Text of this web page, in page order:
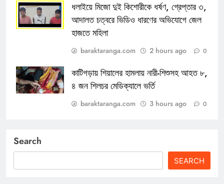
ধলাইয়ে মিজো দুই কিশোরীকে ধর্ষণ, গ্রেপ্তার ৩,
আদালত চত্বরে ভিডিও ধারণের অভিযোগে জেল
হাজতে মহিলা
baraktaranga.com 2 hours ago 0
কাটিগড়ায় শিয়ালের হামলায় নারী-শিশুসহ আহত ৮,
৪ জন শিলচর মেডিক্যালে ভর্তি
baraktaranga.com 3 hours ago 0
Search
SEARCH